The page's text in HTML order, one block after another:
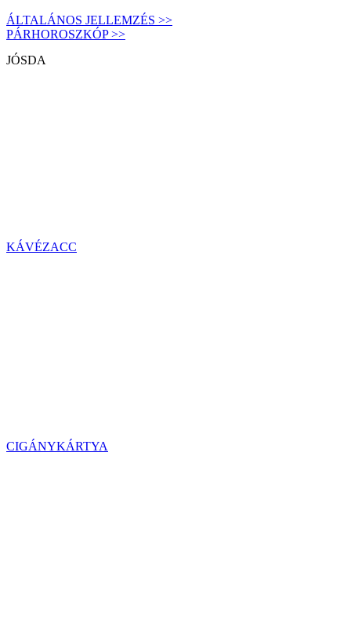
ÁLTALÁNOS JELLEMZÉS >>
PÁRHOROSZKÓP >>
JÓSDA
KÁVÉZACC
CIGÁNYKÁRTYA